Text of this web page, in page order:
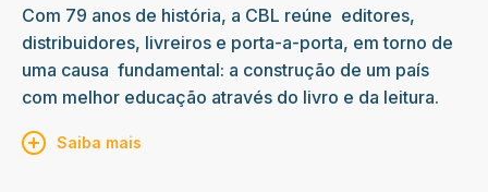
Com 79 anos de história, a CBL reúne editores,
distribuidores, livreiros e porta-a-porta, em torno de
uma causa fundamental: a construção de um país
com melhor educação através do livro e da leitura.
Saiba mais